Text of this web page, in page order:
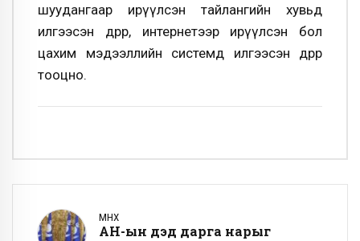
шуудангаар ирүүлсэн тайлангийн хувьд
илгээсэн өдрөөр, интернетээр ирүүлсэн бол
цахим мэдээллийн системд илгээсэн өдрөөр
тооцно.
ӨМНӨХ
АН-ын дэд дарга нарыг